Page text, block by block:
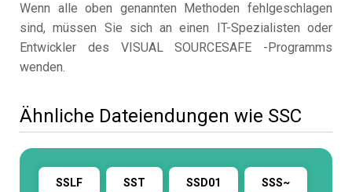
Wenn alle oben genannten Methoden fehlgeschlagen
sind, müssen Sie sich an einen IT-Spezialisten oder
Entwickler des VISUAL SOURCESAFE -Programms
wenden.
Ähnliche Dateiendungen wie SSC
SSLF SST SSD01 SSS~